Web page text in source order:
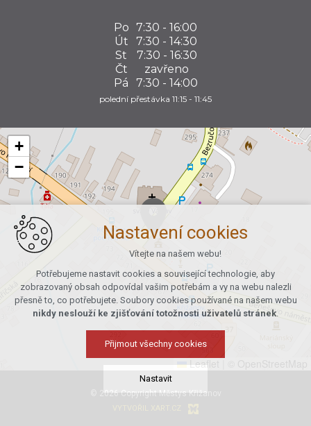
Po 7:30 - 16:00
Út
7:30 - 14:30
St
7:30 - 16:30
Čt
zavřeno
Pá
7:30 - 14:00
polední přestávka 11:15 - 11:45
+
−
Leaflet
© 2026 Copyright Městys Křižanov
Nastavení cookies
Vítejte na našem webu!
Potřebujeme nastavit cookies a související technologie, aby
zobrazovaný obsah odpovídal vašim potřebám a vy na webu nalezli
přesně to, co potřebujete. Soubory cookies používané na našem webu
nikdy neslouží ke zjišťování totožnosti uživatelů stránek.
Přijmout všechny cookies
Nastavit